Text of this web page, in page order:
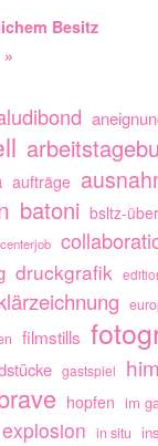
Besitz
aufträge
batoni bsltz-
centerjob
druckgrafik
filmstills
gastspiel
hopfen im
in situ